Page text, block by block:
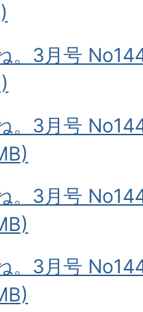
。3月号
。3月号
。3月号
。3月号